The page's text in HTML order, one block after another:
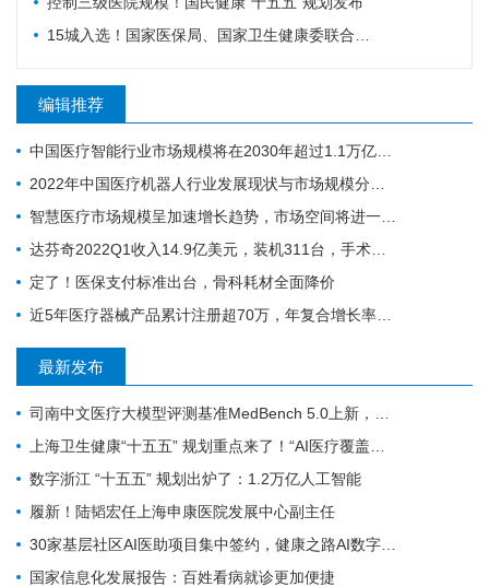
15城入选！国家医保局、国家卫生健康委联合确定基层医疗卫生重点联系城市
编辑推荐
中国医疗智能行业市场规模将在2030年超过1.1万亿元人民币
2022年中国医疗机器人行业发展现状与市场规模分析 行业处于高速增长期
智慧医疗市场规模呈加速增长趋势，市场空间将进一步打开
达芬奇2022Q1收入14.9亿美元，装机311台，手术量同步增长19%
定了！医保支付标准出台，骨科耗材全面降价
近5年医疗器械产品累计注册超70万，年复合增长率为20.9%
最新发布
司南中文医疗大模型评测基准MedBench 5.0上新，超31万次评测持续筑牢安全防线
上海卫生健康“十五五” 规划重点来了！“AI医疗覆盖率100%”成硬指标
数字浙江 “十五五” 规划出炉了：1.2万亿人工智能
履新！陆韬宏任上海申康医院发展中心副主任
30家基层社区AI医助项目集中签约，健康之路AI数字员工规模化落地再提速
国家信息化发展报告：百姓看病就诊更加便捷